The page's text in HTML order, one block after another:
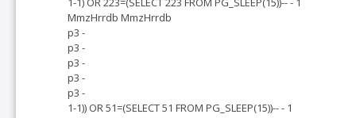
MmzHrrdb MmzHrrdb
p3 -
p3 -
p3 -
p3 -
p3 -
1-1)) OR 51=(SELECT 51 FROM PG_SLEEP(15))-- - 1